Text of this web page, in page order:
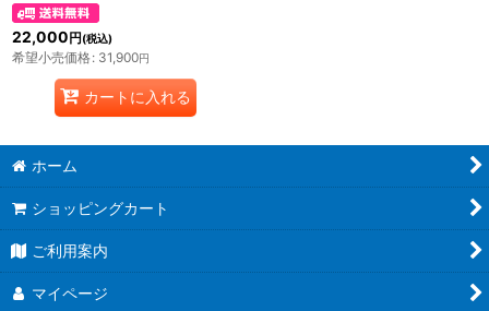
22,000円(税込)
希望小売価格: 31,900円
カートに入れる
ホーム
ショッピングカート
ご利用案内
マイページ